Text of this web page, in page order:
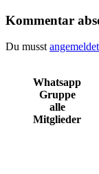
Kommentar
Du musst angemeldet
Whatsapp
Gruppe
alle
Mitglieder